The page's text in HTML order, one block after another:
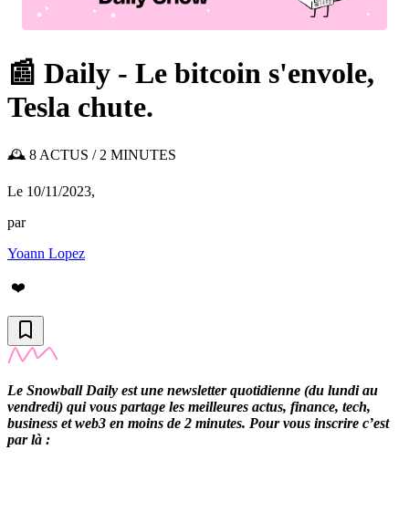
📰 Daily - Le bitcoin s'envole,
Tesla chute.
🕰️ 8 ACTUS / 2 MINUTES
Le 10/11/2023,
par
Yoann Lopez
❤️
Le Snowball Daily est une newsletter quotidienne (du lundi au
vendredi) qui vous partage les meilleures actus, finance, tech,
business et web3 en moins de 2 minutes. Pour vous inscrire c’est
par là :